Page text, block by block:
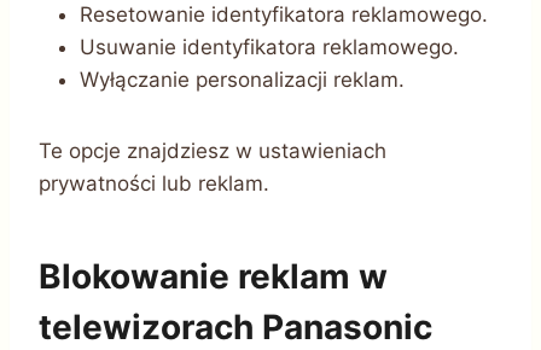
Resetowanie identyfikatora reklamowego.
Usuwanie identyfikatora reklamowego.
Wyłączanie personalizacji reklam.
Te opcje znajdziesz w ustawieniach
prywatności lub reklam.
Blokowanie reklam w
telewizorach Panasonic